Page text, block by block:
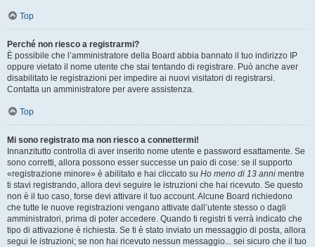
Top
Perché non riesco a registrarmi?
È possibile che l’amministratore della Board abbia bannato il tuo indirizzo IP
oppure vietato il nome utente che stai tentando di registrare. Può anche aver
disabilitato le registrazioni per impedire ai nuovi visitatori di registrarsi.
Contatta un amministratore per avere assistenza.
Top
Mi sono registrato ma non riesco a connettermi!
Innanzitutto controlla di aver inserito nome utente e password esattamente. Se
sono corretti, allora possono esser successe un paio di cose: se il supporto
«registrazione minore» è abilitato e hai cliccato su Ho meno di 13 anni mentre
ti stavi registrando, allora devi seguire le istruzioni che hai ricevuto. Se questo
non è il tuo caso, forse devi attivare il tuo account. Alcune Board richiedono
che tutte le nuove registrazioni vengano attivate dall’utente stesso o dagli
amministratori, prima di poter accedere. Quando ti registri ti verrà indicato che
tipo di attivazione è richiesta. Se ti è stato inviato un messaggio di posta, allora
segui le istruzioni; se non hai ricevuto nessun messaggio... sei sicuro che il tuo